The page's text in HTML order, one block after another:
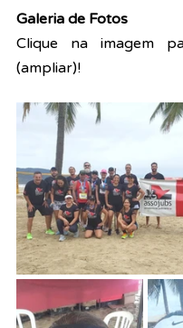
Galeria de Fotos
Clique na imagem
(ampliar)!